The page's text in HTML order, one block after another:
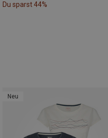
Du sparst 44%
Neu